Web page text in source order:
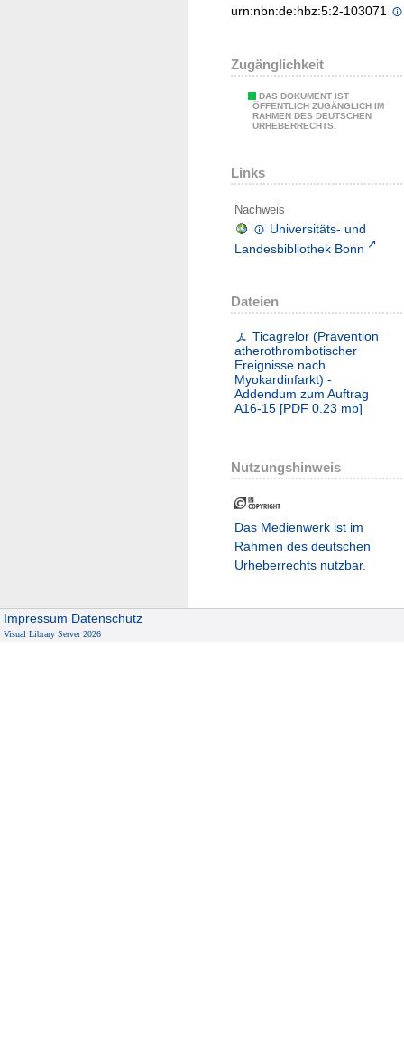
urn:nbn:de:hbz:5:2-103071
Zugänglichkeit
DAS DOKUMENT IST
ÖFFENTLICH ZUGÄNGLICH IM
RAHMEN DES DEUTSCHEN
URHEBERRECHTS.
Links
Nachweis
Universitäts- und
Landesbibliothek Bonn
Dateien
Ticagrelor (Prävention
atherothrombotischer
Ereignisse nach
Myokardinfarkt) -
Addendum zum Auftrag
A16-15 [PDF 0.23 mb]
Nutzungshinweis
Das Medienwerk ist im
Rahmen des deutschen
Urheberrechts nutzbar.
Impressum Datenschutz
Visual Library Server 2026